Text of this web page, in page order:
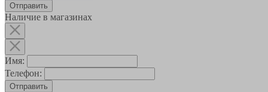
Наличие в магазинах
Имя:
Телефон:
Отправить